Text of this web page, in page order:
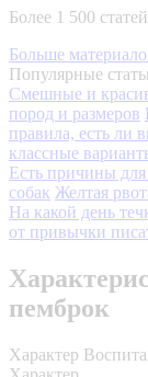
Более 1 500 статей
Больше
Популярные
Смешные и
пород и размеров
правила, есть ли
классные
Есть причины для
собак Желтая
На какой день
от привычки
пемброк
Характер